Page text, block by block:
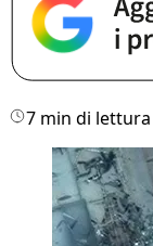
7 min di lettura